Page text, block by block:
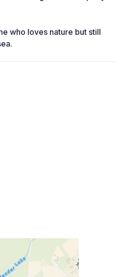
who loves nature but still